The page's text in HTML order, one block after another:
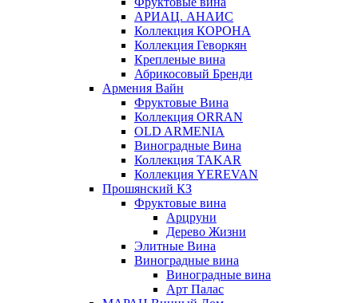
АРИАЦ. АНАИС
Коллекция КОРОНА
Коллекция Геворкян
Крепленые вина
Абрикосовый Бренди
Армения Вайн
Фруктовые Вина
Коллекция ORRAN
OLD ARMENIA
Виноградные Вина
Коллекция TAKAR
Коллекция YEREVAN
Прошянский КЗ
Фруктовые вина
Арцруни
Дерево Жизни
Элитные Вина
Виноградные вина
Виноградные вина
Арт Палас